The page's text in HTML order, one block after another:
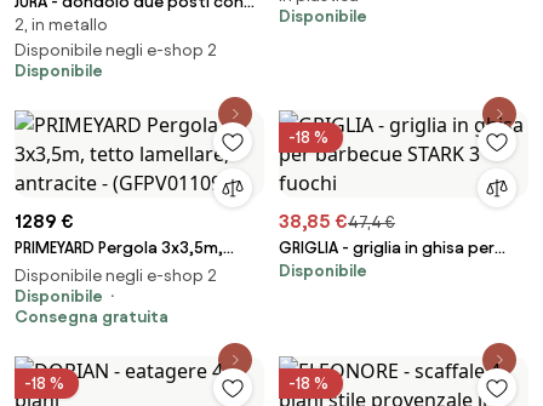
struttura in metallo bianca o
antracite
2, in metallo
Disponibile negli e-shop 2
Disponibile
Disponibile
1289 €
PRIMEYARD Pergola 3x3,5m,
tetto lamellare, antracite -
(GFPV01109)
Disponibile negli e-shop 2
Disponibile
Consegna gratuita
-18 %
38,85 €47,4 €
GRIGLIA - griglia in ghisa per
barbecue STARK 3 fuochi
Disponibile
-18 % -18 %